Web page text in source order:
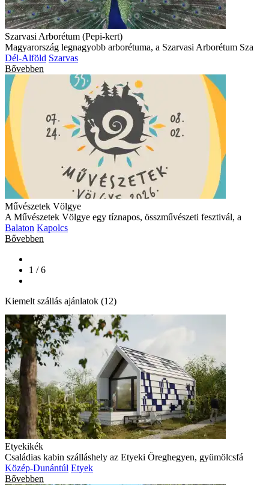
Szarvasi Arborétum (Pepi-kert)
Magyarország legnagyobb arborétuma, a Szarvasi Arborétum Sza
Dél-Alföld Szarvas
Bővebben
Művészetek Völgye
A Művészetek Völgye egy tíznapos, összművészeti fesztivál, a
Balaton Kapolcs
Bővebben
1 / 6
Kiemelt szállás ajánlatok (12)
Etyekikék
Családias kabin szálláshely az Etyeki Öreghegyen, gyümölcsfá
Közép-Dunántúl Etyek
Bővebben